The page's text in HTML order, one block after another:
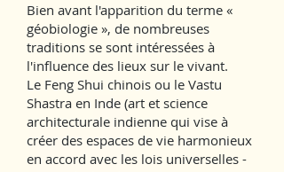
Bien avant l'apparition du terme «
géobiologie », de nombreuses
traditions se sont intéressées à
l'influence des lieux sur le vivant.
Le Feng Shui chinois ou le Vastu
Shastra en Inde (art et science
architecturale indienne qui vise à
créer des espaces de vie harmonieux
en accord avec les lois universelles -